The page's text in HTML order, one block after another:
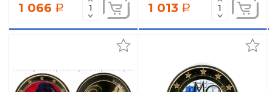
1 066 a 1 013 a